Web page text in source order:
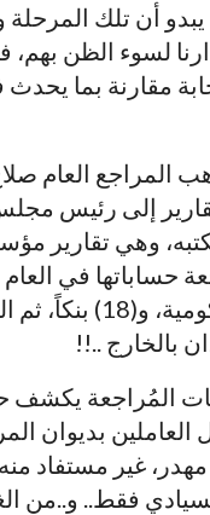
أن تلك المرحلة
لسوء الظن بهم،
مقارنة بما
ذهب المراجع العام
إلى رئيس
وهي تقارير
(398) وحدة حكومية،
بالخارج ..!!
المُراجعة يكشف
بديوان
غير مستفاد منه،
فقط.. و..من